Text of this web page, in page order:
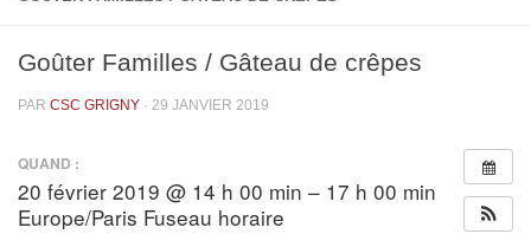
Goûter Familles / Gâteau de crêpes
PAR CSC GRIGNY · 29 JANVIER 2019
QUAND :
20 février 2019 @ 14 h 00 min – 17 h 00 min
Europe/Paris Fuseau horaire